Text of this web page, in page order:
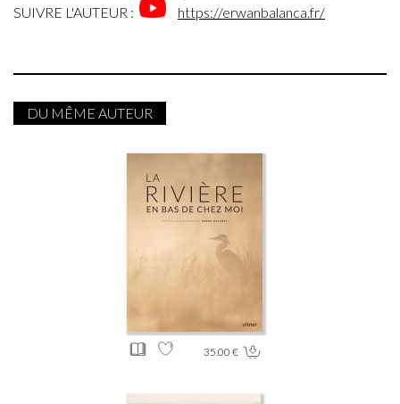
SUIVRE L'AUTEUR :
https://erwanbalanca.fr/
DU MÊME AUTEUR
35.00 €